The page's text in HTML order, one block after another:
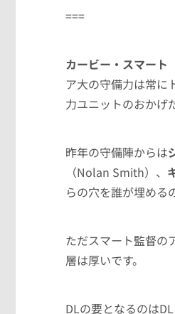
===
カービー・スマート
ア大の守備力は常に
力ユニットのおかげ
昨年の守備陣からは
（Nolan Smith）、
らの穴を誰が埋める
ただスマート監督の
層は厚いです。
DLの要となるのは